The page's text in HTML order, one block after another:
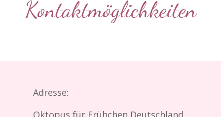
Kontaktmöglichkeiten
Adresse:
Oktopus für Frühchen Deutschland